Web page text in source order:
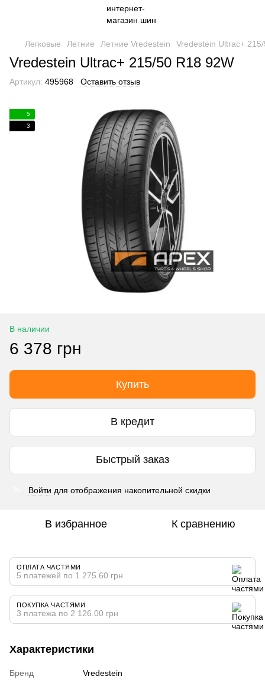
Легковые Летние Летние Vredestein Vredestein Ultrac+
Vredestein Ultrac+ 215/50 R18 92W
Артикул: 495968 Оставить отзыв
5
3
В наличии
6 378 грн
Купить
В кредит
Быстрый заказ
Войти для отображения накопительной скидки
В избранное К сравнению
ОПЛАТА ЧАСТЯМИ
5 платежей по 1 275.60 грн
ПОКУПКА ЧАСТЯМИ
3 платежа по 2 126.00 грн
Характеристики
Бренд
Vredestein